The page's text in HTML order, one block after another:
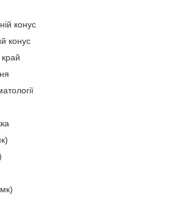
конус
конус